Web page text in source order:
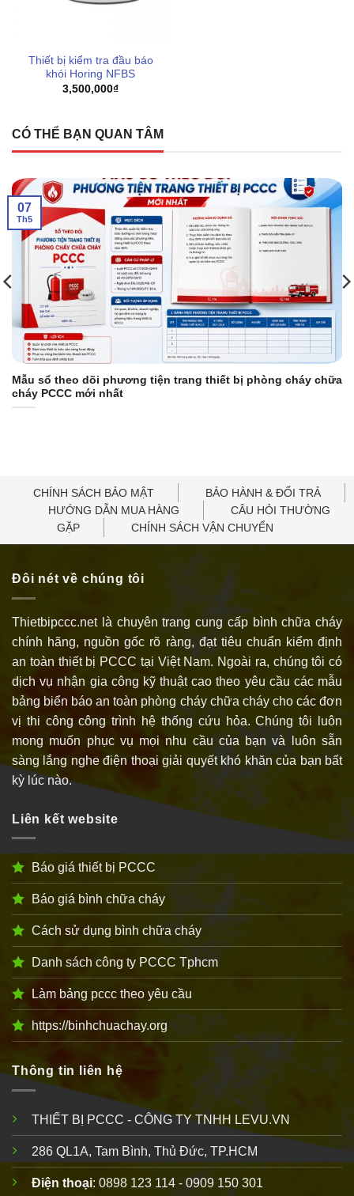
Thiết bị kiểm tra đầu báo
khói Horing NFBS
3,500,000₫
CÓ THỂ BẠN QUAN TÂM
Mẫu sổ theo dõi phương tiện trang thiết bị phòng cháy chữa
cháy PCCC mới nhất
07
Th5
CHÍNH SÁCH BẢO MẬT
BẢO HÀNH & ĐỔI TRẢ
HƯỚNG DẪN MUA HÀNG
CÂU HỎI THƯỜNG
GẶP
CHÍNH SÁCH VẬN CHUYỂN
Đôi nét về chúng tôi
Thietbipccc.net là chuyên trang cung cấp bình chữa cháy
chính hãng, nguồn gốc rõ ràng, đạt tiêu chuẩn kiểm định
an toàn thiết bị PCCC tại Việt Nam. Ngoài ra, chúng tôi có
dịch vụ nhận gia công kỹ thuật cao theo yêu cầu các mẫu
bảng biển báo an toàn phòng cháy chữa cháy cho các đơn
vị thi công công trình hệ thống cứu hỏa. Chúng tôi luôn
mong muốn phục vụ mọi nhu cầu của bạn và luôn sẵn
sàng lắng nghe điện thoại giải quyết khó khăn của bạn bất
kỳ lúc nào.
Liên kết website
Báo giá thiết bị PCCC
Báo giá bình chữa cháy
Cách sử dụng bình chữa cháy
Danh sách công ty PCCC Tphcm
Làm bảng pccc theo yêu cầu
https://binhchuachay.org
Thông tin liên hệ
THIẾT BỊ PCCC - CÔNG TY TNHH LEVU.VN
286 QL1A, Tam Bình, Thủ Đức, TP.HCM
Điện thoại: 0898 123 114 - 0909 150 301